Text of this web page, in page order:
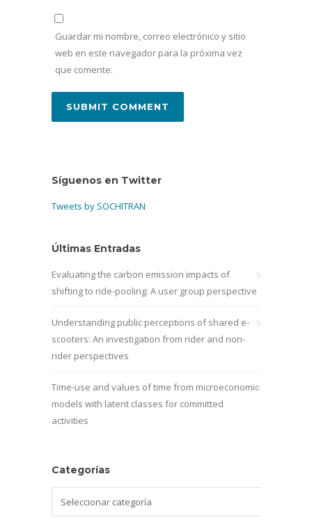
Guardar mi nombre, correo electrónico y sitio
web en este navegador para la próxima vez
que comente.
Síguenos en Twitter
Tweets by SOCHITRAN
Últimas Entradas
Evaluating the carbon emission impacts of
shifting to ride-pooling: A user group perspective
Understanding public perceptions of shared e-
scooters: An investigation from rider and non-
rider perspectives
Time-use and values of time from microeconomic
models with latent classes for committed
activities
Categorías